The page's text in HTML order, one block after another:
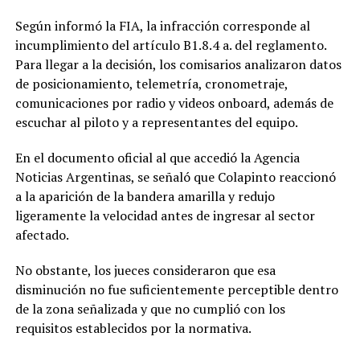
Según informó la FIA, la infracción corresponde al
incumplimiento del artículo B1.8.4 a. del reglamento.
Para llegar a la decisión, los comisarios analizaron datos
de posicionamiento, telemetría, cronometraje,
comunicaciones por radio y videos onboard, además de
escuchar al piloto y a representantes del equipo.
En el documento oficial al que accedió la Agencia
Noticias Argentinas, se señaló que Colapinto reaccionó
a la aparición de la bandera amarilla y redujo
ligeramente la velocidad antes de ingresar al sector
afectado.
No obstante, los jueces consideraron que esa
disminución no fue suficientemente perceptible dentro
de la zona señalizada y que no cumplió con los
requisitos establecidos por la normativa.